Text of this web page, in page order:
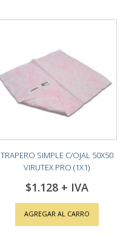
TRAPERO SIMPLE C/OJAL 50X50
VIRUTEX PRO (1X1)
$1.128
AGREGAR AL CARRO